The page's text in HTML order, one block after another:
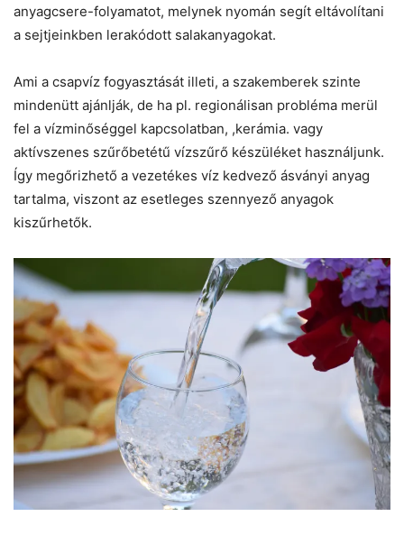
anyagcsere-folyamatot, melynek nyomán segít eltávolítani
a sejtjeinkben lerakódott salakanyagokat.
Ami a csapvíz fogyasztását illeti, a szakemberek szinte
mindenütt ajánlják, de ha pl. regionálisan probléma merül
fel a vízminőséggel kapcsolatban, ,kerámia. vagy
aktívszenes szűrőbetétű vízszűrő készüléket használjunk.
Így megőrizhető a vezetékes víz kedvező ásványi anyag
tartalma, viszont az esetleges szennyező anyagok
kiszűrhetők.